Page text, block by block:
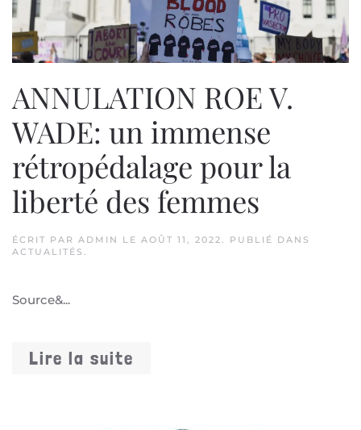
ANNULATION ROE V.
WADE: un immense
rétropédalage pour la
liberté des femmes
ÉCRIT PAR ADMIN LE AOÛT 11, 2022
. PUBLIÉ DANS
ACTUALITÉS
Source&...
Lire la suite